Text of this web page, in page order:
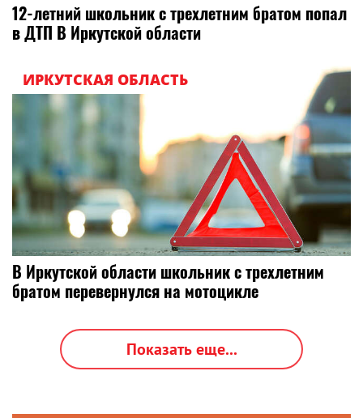
12-летний школьник с трехлетним братом попал
в ДТП В Иркутской области
ИРКУТСКАЯ ОБЛАСТЬ
В Иркутской области школьник с трехлетним
братом перевернулся на мотоцикле
Показать еще...